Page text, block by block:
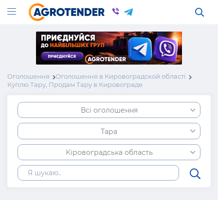
Оголошення
Оголошення в Кировоградской області
Куплю Тару, Продам Тару в Кировограде
Всі оголошення
Тара
Кіровоградська область